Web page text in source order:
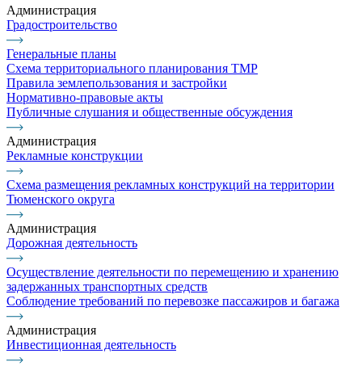
Администрация
Градостроительство
Генеральные планы
Схема территориального планирования ТМР
Правила землепользования и застройки
Нормативно-правовые акты
Публичные слушания и общественные обсуждения
Администрация
Рекламные конструкции
Схема размещения рекламных конструкций на территории
Тюменского округа
Администрация
Дорожная деятельность
Осуществление деятельности по перемещению и хранению
задержанных транспортных средств
Соблюдение требований по перевозке пассажиров и багажа
Администрация
Инвестиционная деятельность